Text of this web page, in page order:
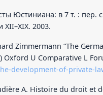
Юстиниана: в 7 т. : пер.
XII–XIX. 2003.
Zimmermann “The
Oxford U Comparative L
development-of-private-
A. Histoire du droit et